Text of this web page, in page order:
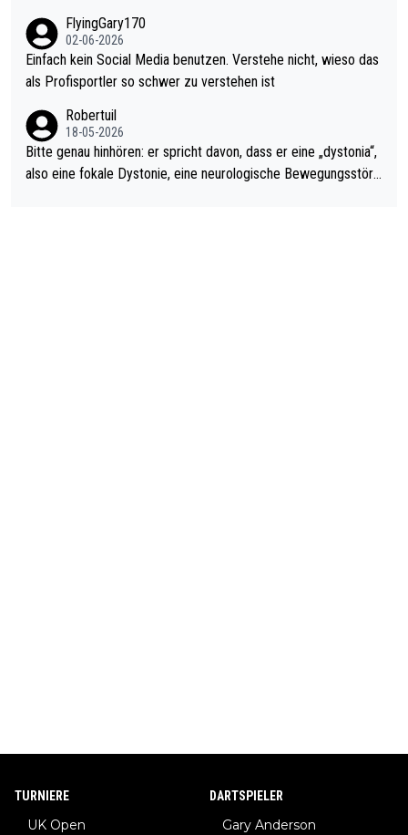
el hat.
s Leben in den Griff kriegen. Nur eins wundert mich: Luke Little
r war doch neulich erst derjenige, der über Social Media GvV p
rovoziert hat. Und Littlers Mutter schießt öfters mal gegen Ric
FlyingGary170
02-06-2026
Einfach kein Social Media benutzen. Verstehe nicht, wieso das
als Profisportler so schwer zu verstehen ist
Robertuil
18-05-2026
Bitte genau hinhören: er spricht davon, dass er eine „dystonia“,
also eine fokale Dystonie, eine neurologische Bewegungsstöru
TURNIERE
UK Open
DARTSPIELER
Gary Anderson